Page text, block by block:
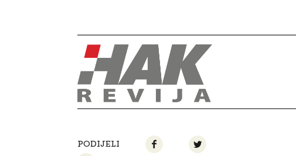
PODIJELI